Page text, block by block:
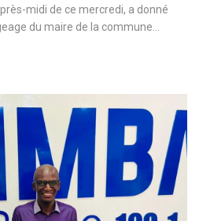
midi de ce mercredi, a donné
du maire de la commune…